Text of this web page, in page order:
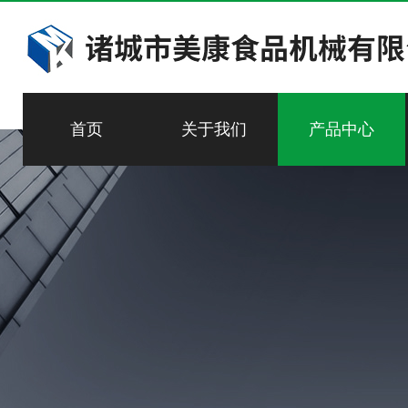
首页 关于我们 产品中心